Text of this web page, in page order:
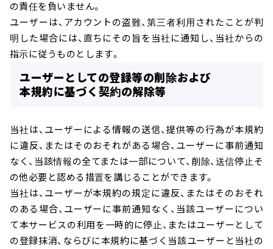
の責任を負いません。
ユーザーは、アカウントの盗難、第三者利用されたことが判
明した場合には、直ちにその旨を当社に通知し、当社からの
指示に従うものとします。
ユーザーとしての登録等の削除および
本規約に基づく契約の解除等
当社は、ユーザーによる情報の送信、提供等の行為が本規約
に違反、またはそのおそれがある場合、ユーザーに事前通知
なく、当該情報の全てまたは一部について、削除、送信停止そ
の他必要と認める措置を講じることができます。
当社は、ユーザーが本規約の規定に違反、またはそのおそれ
のある場合、ユーザーに事前通知なく、当該ユーザーについ
て本サービスの利用を一時的に停止、またはユーザーとして
の登録抹消、ならびに本規約に基づく当該ユーザーと当社の